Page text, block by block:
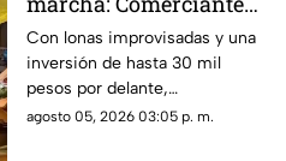
del Mercado Central de
Acapulco se levantan
tras la explosión
Con lonas improvisadas y una
inversión de hasta 30 mil
pesos por delante,
comerciantes del Mercado
agosto 05, 2026 03:05 p. m.